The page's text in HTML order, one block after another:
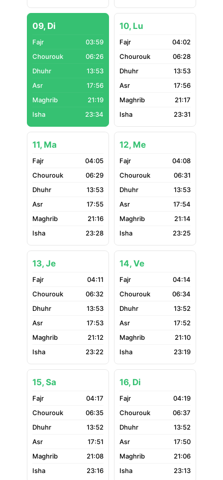
09, Di
03:59
06:26
13:53
17:56
21:19
23:34
10, Lu
04:02
06:28
13:53
17:56
21:17
23:31
11, Ma
04:05
06:29
13:53
17:55
21:16
23:28
12, Me
04:08
06:31
13:53
17:54
21:14
23:25
13, Je
04:11
06:32
13:53
17:53
21:12
23:22
14, Ve
04:14
06:34
13:52
17:52
21:10
23:19
15, Sa
04:17
06:35
13:52
17:51
21:08
23:16
16, Di
04:19
06:37
13:52
17:50
21:06
23:13